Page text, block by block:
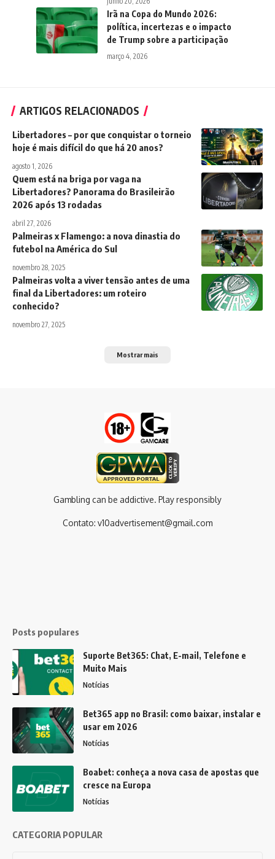
Irã na Copa do Mundo 2026:
política, incertezas e o impacto
de Trump sobre a participação
março 4, 2026
ARTIGOS RELACIONADOS
Libertadores – por que conquistar o torneio
hoje é mais difícil do que há 20 anos?
agosto 1, 2026
Quem está na briga por vaga na
Libertadores? Panorama do Brasileirão
2026 após 13 rodadas
abril 27, 2026
Palmeiras x Flamengo: a nova dinastia do
futebol na América do Sul
novembro 28, 2025
Palmeiras volta a viver tensão antes de uma
final da Libertadores: um roteiro
conhecido?
novembro 27, 2025
Mostrar mais
Gambling can be addictive. Play responsibly
Contato: v10advertisement@gmail.com
Posts populares
Suporte Bet365: Chat, E-mail, Telefone e
Muito Mais
Notícias
Bet365 app no Brasil: como baixar, instalar e
usar em 2026
Notícias
Boabet: conheça a nova casa de apostas que
cresce na Europa
Notícias
CATEGORIA POPULAR